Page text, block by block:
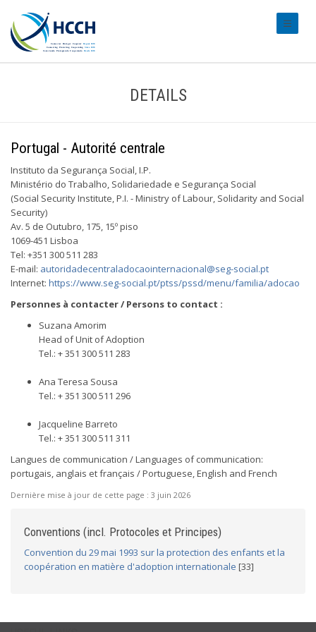
DETAILS
Portugal - Autorité centrale
Instituto da Segurança Social, I.P.
Ministério do Trabalho, Solidariedade e Segurança Social
(Social Security Institute, P.I. - Ministry of Labour, Solidarity and Social
Security)
Av. 5 de Outubro, 175, 15º piso
1069-451 Lisboa
Tel: +351 300 511 283
E-mail: autoridadecentraladocaointernacional@seg-social.pt
Internet: https://www.seg-social.pt/ptss/pssd/menu/familia/adocao
Personnes à contacter / Persons to contact :
Suzana Amorim
Head of Unit of Adoption
Tel.: + 351 300 511 283
Ana Teresa Sousa
Tel.: + 351 300 511 296
Jacqueline Barreto
Tel.: + 351 300 511 311
Langues de communication / Languages of communication:
portugais, anglais et français / Portuguese, English and French
Dernière mise à jour de cette page : 3 juin 2026
Conventions (incl. Protocoles et Principes)
Convention du 29 mai 1993 sur la protection des enfants et la
coopération en matière d'adoption internationale [33]